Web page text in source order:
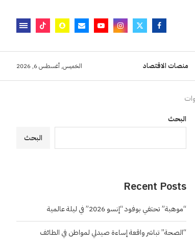
منصات الاقتصاد الخميس, أغسطس 6, 2026
البحث
البحث
Recent Posts
“موهبة” تحتفي بوفود “إنسو 2026” في ليلة عالمية
“الصحة” تباشر واقعة إساءة صيدلي لمواطن في الطائف